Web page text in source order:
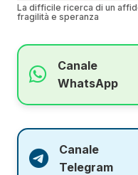
La difficile ricerca di un
fragilità e speranza
Canale
WhatsApp
Canale
Telegram